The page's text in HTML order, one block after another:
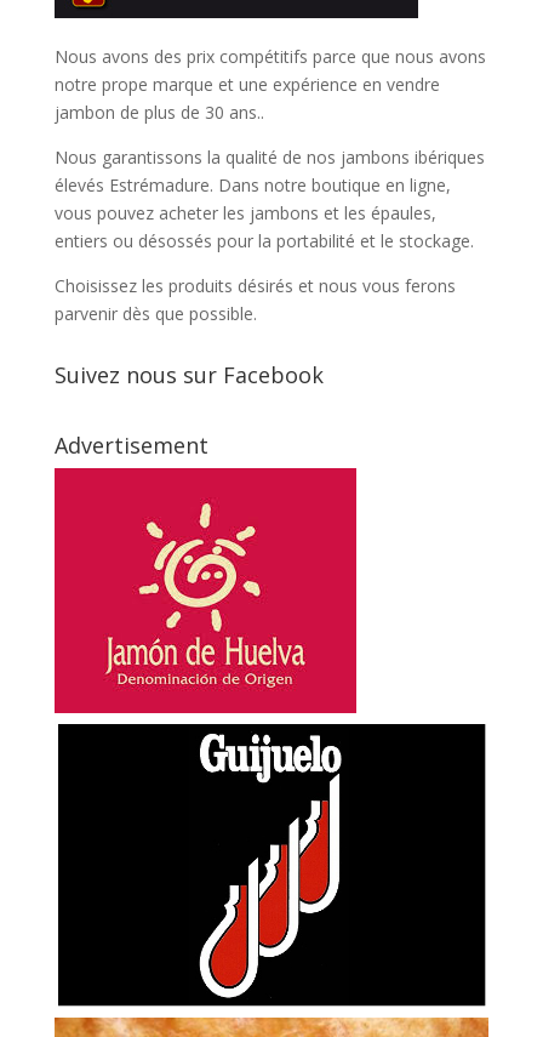
Nous avons des prix compétitifs parce que nous avons
notre prope marque et une expérience en vendre
jambon de plus de 30 ans..
Nous garantissons la qualité de nos jambons ibériques
élevés Estrémadure. Dans notre boutique en ligne,
vous pouvez acheter les jambons et les épaules,
entiers ou désossés pour la portabilité et le stockage.
Choisissez les produits désirés et nous vous ferons
parvenir dès que possible.
Suivez nous sur Facebook
Advertisement